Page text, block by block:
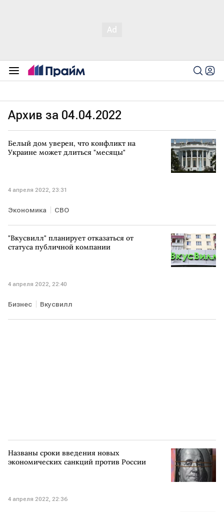
Архив за 04.04.2022
Белый дом уверен, что конфликт на
Украине может длиться "месяцы"
4 апреля 2022, 23:31
Экономика СВО
"Вкусвилл" планирует отказаться от
статуса публичной компании
4 апреля 2022, 22:40
Бизнес Вкусвилл
Названы сроки введения новых
экономических санкций против России
4 апреля 2022, 22:36